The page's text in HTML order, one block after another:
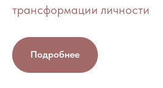
трансформации личности
Подробнее